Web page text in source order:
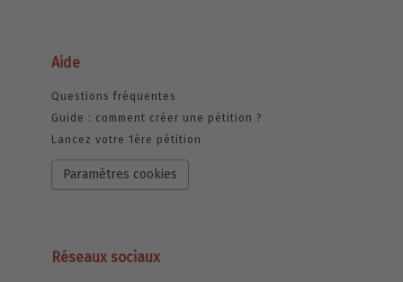
Aide
Questions fréquentes
Guide : comment créer une pétition ?
Lancez votre 1ère pétition
Paramètres cookies
Réseaux sociaux